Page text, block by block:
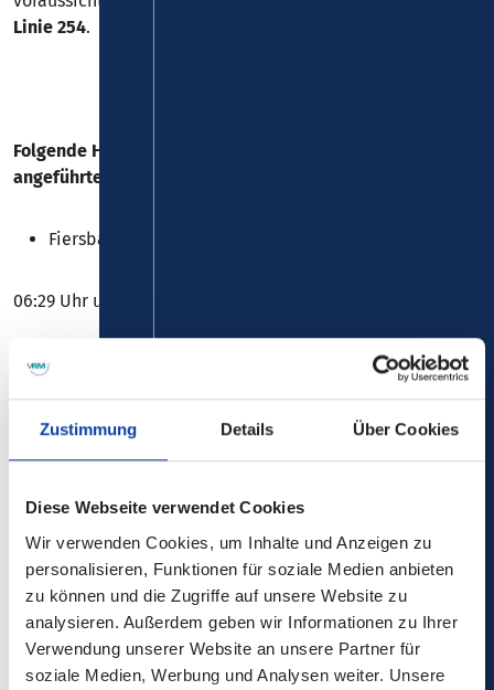
Zustimmung Details Über Cookies
Diese Webseite verwendet Cookies
Wir verwenden Cookies, um Inhalte und Anzeigen zu
personalisieren, Funktionen für soziale Medien anbieten
zu können und die Zugriffe auf unsere Website zu
analysieren. Außerdem geben wir Informationen zu Ihrer
Verwendung unserer Website an unsere Partner für
soziale Medien, Werbung und Analysen weiter. Unsere
Linie 254.
Folgende Haltestellen wird nur an Schultagen zu den
angeführten Zeiten bedient werden:
Fiersbach, "Dorfplatz"
06:29 Uhr und 07:44 Uhr in Fahrtrichtung Weyerbusch
12:25 Uhr, 13:23 Uhr und 14:23 Uhr ab Weyerbusch
Die Änderungen sind nicht in der elektronischen
Verbindungsauskunft enthalten!